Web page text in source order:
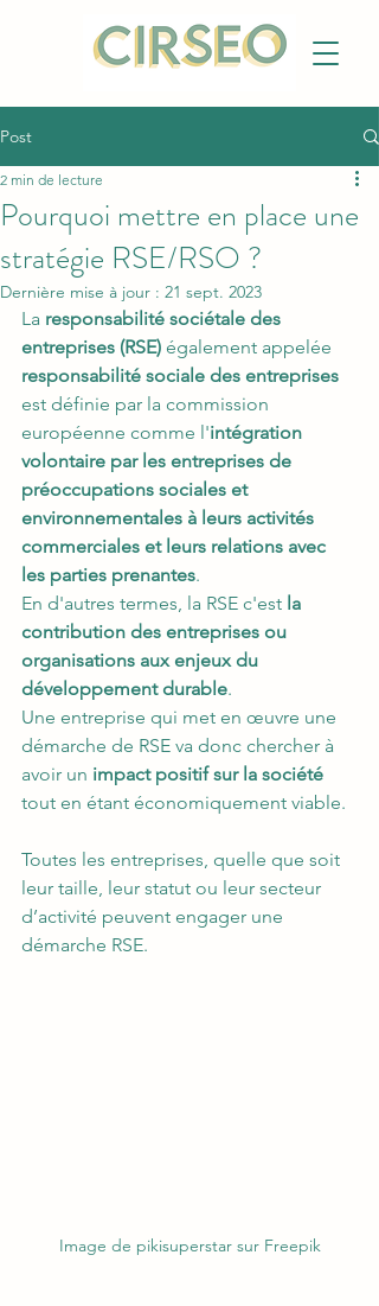
Post
Pourquoi mettre en place une
stratégie RSE/RSO ?
2 min de lecture
Dernière mise à jour : 21 sept. 2023
La responsabilité sociétale des
entreprises (RSE) également appelée
responsabilité sociale des entreprises
est définie par la commission
européenne comme l'intégration
volontaire par les entreprises de
préoccupations sociales et
environnementales à leurs activités
commerciales et leurs relations avec
les parties prenantes.
En d'autres termes, la RSE c'est la
contribution des entreprises ou
organisations aux enjeux du
développement durable.
Une entreprise qui met en œuvre une
démarche de RSE va donc chercher à
avoir un impact positif sur la société
tout en étant économiquement viable.
Toutes les entreprises, quelle que soit
leur taille, leur statut ou leur secteur
d’activité peuvent engager une
démarche RSE.
Image de pikisuperstar sur Freepik